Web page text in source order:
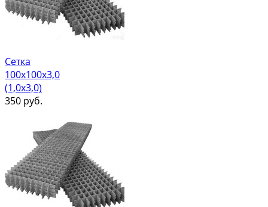
Сетка
100х100х3,0
(1,0х3,0)
350 руб.